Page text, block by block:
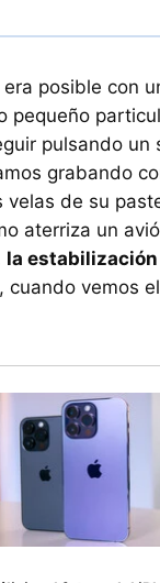
posible con
pequeño
pulsando un
grabando
velas de su
aterriza un
la
, cuando vemos